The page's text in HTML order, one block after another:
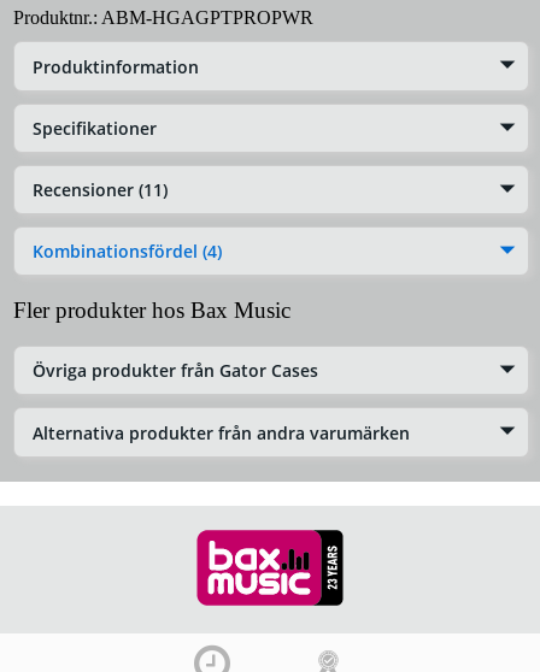
Produktnr.: ABM-HGAGPTPROPWR
Produktinformation
Specifikationer
Recensioner (11)
Kombinationsfördel (4)
Fler produkter hos Bax Music
Övriga produkter från Gator Cases
Alternativa produkter från andra varumärken